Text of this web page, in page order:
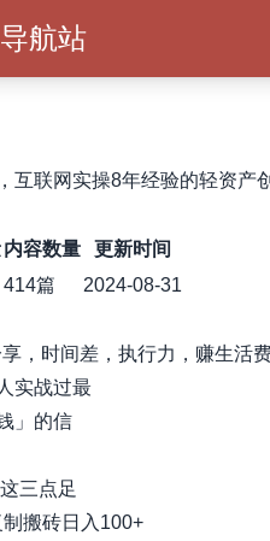
航站
互联网实操8年经验的轻资产
内容数量
更新时间
414篇
2024-08-31
，时间差，执行力，赚生活
实战过最
」的信
三点足
搬砖日入100+